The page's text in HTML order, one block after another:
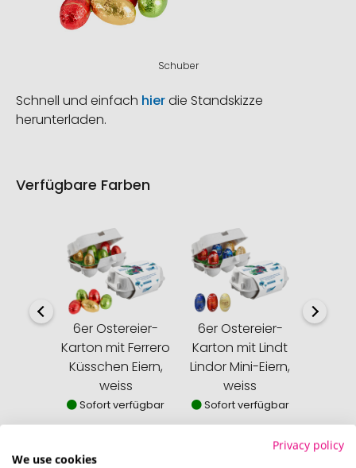
Schuber
Schnell und einfach hierdie Standskizze
herunterladen.
Verfügbare Farben
6er Ostereier-
Karton mit Ferrero
Küsschen Eiern,
weiss
Sofort verfügbar
6er Ostereier-
Karton mit Lindt
Lindor Mini-Eiern,
weiss
Sofort verfügbar
6er
Privacy policy
We use cookies